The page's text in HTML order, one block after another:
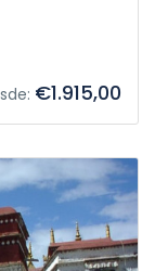
€1.915,00